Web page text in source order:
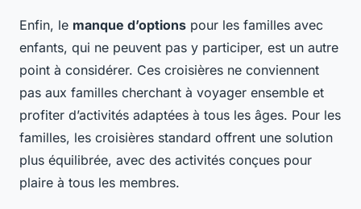
Enfin, le manque d’options pour les familles avec
enfants, qui ne peuvent pas y participer, est un autre
point à considérer. Ces croisières ne conviennent
pas aux familles cherchant à voyager ensemble et
profiter d’activités adaptées à tous les âges. Pour les
familles, les croisières standard offrent une solution
plus équilibrée, avec des activités conçues pour
plaire à tous les membres.